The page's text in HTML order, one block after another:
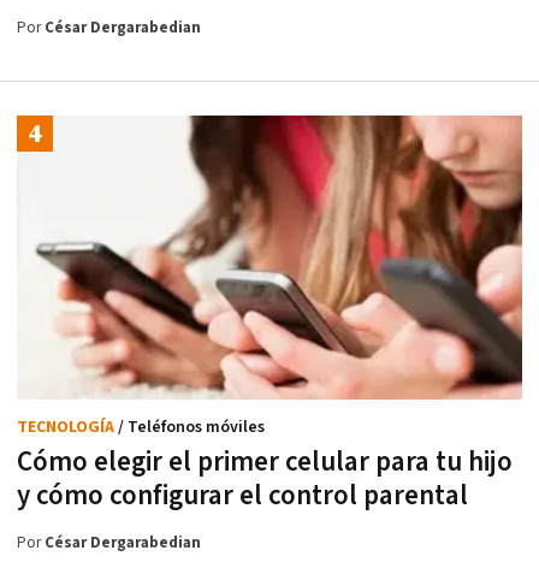
PorCésar Dergarabedian
Cómo elegir el primer celular para tu hijo
y cómo configurar el control parental
TECNOLOGÍA/ Teléfonos móviles
PorCésar Dergarabedian